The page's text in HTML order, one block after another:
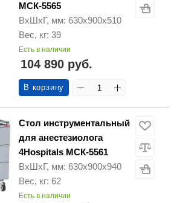
МСК-5565
ВхШхГ, мм: 630х900х510
Вес, кг: 39
Есть в наличии
104 890 руб.
В корзину
Стол инструментальный
для анестезиолога
4Hospitals МСК-5561
ВхШхГ, мм: 630х900х940
Вес, кг: 62
Есть в наличии